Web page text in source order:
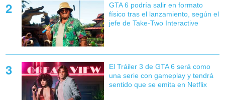
GTA 6 podría salir en formato
físico tras el lanzamiento, según el
jefe de Take-Two Interactive
El Tráiler 3 de GTA 6 será como
una serie con gameplay y tendrá
sentido que se emita en Netflix